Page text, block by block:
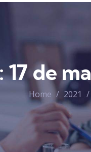
17 de
Home 2021